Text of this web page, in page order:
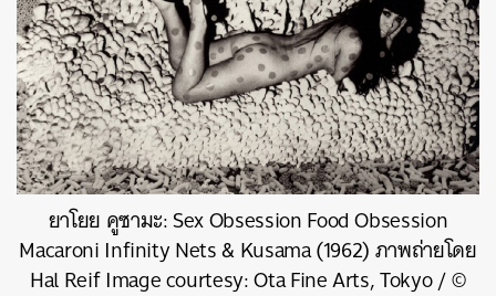
ยาโยย คูซามะ: Sex Obsession Food Obsession
Macaroni Infinity Nets & Kusama (1962) ภาพถ่ายโดย
Hal Reif Image courtesy: Ota Fine Arts, Tokyo / ©
ค้นหา